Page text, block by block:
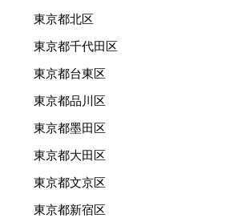
東京都北区
東京都千代田区
東京都台東区
東京都品川区
東京都墨田区
東京都大田区
東京都文京区
東京都新宿区